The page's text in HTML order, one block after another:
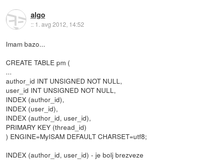
algo
:: 1. avg 2012, 14:52
Imam bazo...
CREATE TABLE pm (
...
author_id INT UNSIGNED NOT NULL,
user_id INT UNSIGNED NOT NULL,
INDEX (author_id),
INDEX (user_id),
INDEX (author_id, user_id),
PRIMARY KEY (thread_id)
) ENGINE=MyISAM DEFAULT CHARSET=utf8;
INDEX (author_id, user_id) - je bolj brezveze